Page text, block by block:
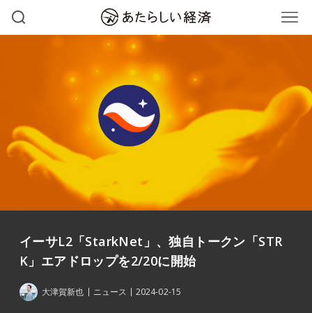
イーサL2「StarkNet」、独自トークン「STR
K」エアドロップを2/20に開始
大津賀新也 ニュース 2024-02-15